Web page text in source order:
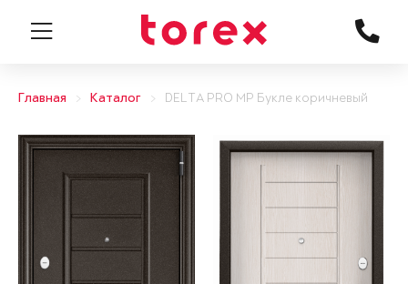
Главная Каталог DELTA PRO MP Букле коричневый